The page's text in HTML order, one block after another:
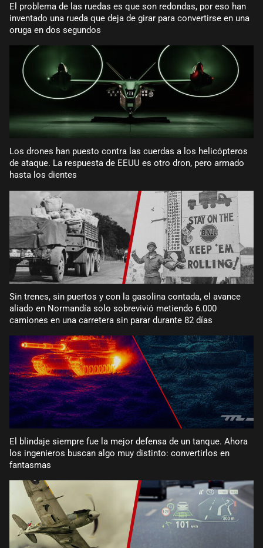
El problema de las ruedas es que son redondas, por eso han
inventado una rueda que deja de girar para convertirse en una
oruga en dos segundos
Los drones han puesto contra las cuerdas a los helicópteros
de ataque. La respuesta de EEUU es otro dron, pero armado
hasta los dientes
Sin trenes, sin puertos y con la gasolina contada, el avance
aliado en Normandía solo sobrevivió metiendo 6.000
camiones en una carretera sin parar durante 82 días
El blindaje siempre fue la mejor defensa de un tanque. Ahora
los ingenieros buscan algo muy distinto: convertirlos en
fantasmas